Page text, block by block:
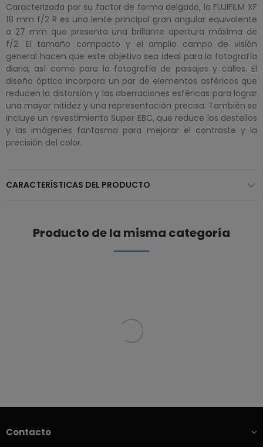
Caracterizada por su factor de forma delgado, la FUJIFILM XF
18 mm f/2 R es una lente principal gran angular equivalente
a 27 mm que presenta una brillante apertura máxima de
f/2. El tamaño compacto y el amplio campo de visión
general hacen que este objetivo sea ideal para la fotografía
diaria, así como para la fotografía de paisajes y calles. El
diseño óptico incorpora un par de elementos asféricos que
reducen la distorsión y las aberraciones esféricas para lograr
una mayor nitidez y una representación precisa. También se
incluye un revestimiento Super EBC, que reduce los destellos
y las imágenes fantasma para mejorar el contraste y la
precisión del color.
CARACTERÍSTICAS DEL PRODUCTO
Producto de la misma categoría
Contacto